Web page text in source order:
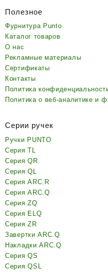
Полезное
Фурнитура Punto
Каталог товаров
О нас
Рекламные материалы
Сертификаты
Контакты
Политика
Политика о веб-аналитике и
Серии ручек
Ручки PUNTO
Серия TL
Серия QR
Серия QL
Серия ARC.R
Серия ARC.Q
Серия ZQ
Серия ELQ
Серия ZR
Завертки ARC.Q
Накладки ARC.Q
Серия QS
Серия QSL